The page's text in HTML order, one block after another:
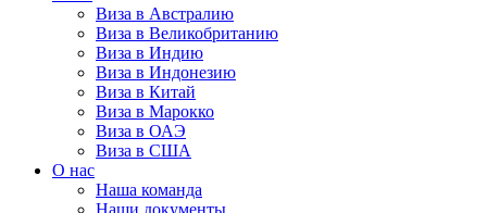
Виза в Австралию
Виза в Великобританию
Виза в Индию
Виза в Индонезию
Виза в Китай
Виза в Марокко
Виза в ОАЭ
Виза в США
О нас
Наша команда
Наши документы